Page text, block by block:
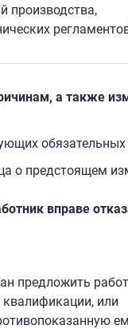
производства,
а также
обязательных
о предстоящем
вправе
предложить
или